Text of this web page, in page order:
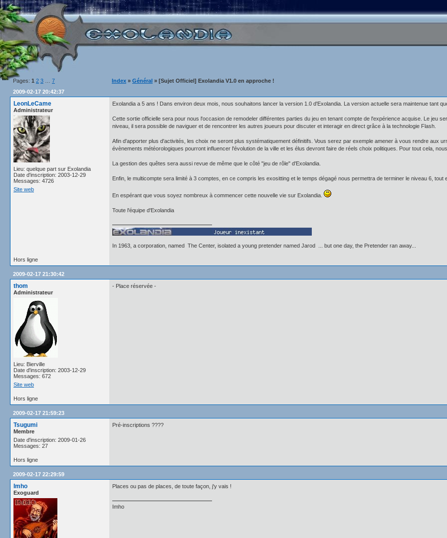
Pages: 1 2 3 7 Index » Général » [Sujet Officiel] Exolandia V1.0 en approche !
2009-02-17 20:42:37
LeonLeCame
Administrateur
Lieu: quelque part sur Exolandia
Date d'inscription: 2003-12-29
Messages: 4726
Site web
Exolandia a 5 ans ! Dans environ deux mois, nous souhaitons lancer la version 1.0 d'Exolandia. La version actuelle sera maintenue tant
Cette sortie officielle sera pour nous l'occasion de remodeler différentes parties du jeu en tenant compte de l'expérience acquise. Le jeu
niveau, il sera possible de naviguer et de rencontrer les autres joueurs pour discuter et interagir en direct grâce à la technologie Flash.
Afin d'apporter plus d'activités, les choix ne seront plus systématiquement définitifs. Vous serez par exemple amener à vous rendre aux
évènements météorologiques pourront influencer l'évolution de la ville et les élus devront faire de réels choix politiques. Pour tout cela,
La gestion des quêtes sera aussi revue de même que le côté "jeu de rôle" d'Exolandia.
Enfin, le multicompte sera limité à 3 comptes, en ce compris les exositting et le temps dégagé nous permettra de terminer le niveau 6, tout
En espérant que vous soyez nombreux à commencer cette nouvelle vie sur Exolandia.
Toute l'équipe d'Exolandia
In 1963, a corporation, named The Center, isolated a young pretender named Jarod ... but one day, the Pretender ran away...
Hors ligne
2009-02-17 21:30:42
thom
Administrateur
Lieu: Bierville
Date d'inscription: 2003-12-29
Messages: 672
Site web
- Place réservée -
Hors ligne
2009-02-17 21:59:23
Tsugumi
Membre
Date d'inscription: 2009-01-26
Messages: 27
Pré-inscriptions ????
Hors ligne
2009-02-17 22:29:59
Imho
Exoguard
Places ou pas de places, de toute façon, j'y vais !
Imho